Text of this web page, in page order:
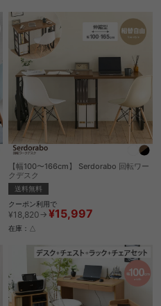
【幅100〜166cm】 Serdorabo 回転ワー
クデスク
送料無料
クーポン利用で
¥18,820→ ¥15,997
在庫：△